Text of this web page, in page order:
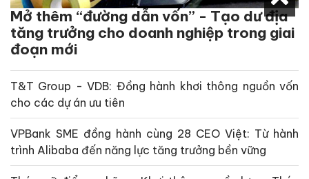
Mở thêm “đường dẫn vốn” - Tạo dư địa
tăng trưởng cho doanh nghiệp trong giai
đoạn mới
T&T Group - VDB: Đồng hành khơi thông nguồn vốn
cho các dự án ưu tiên
VPBank SME đồng hành cùng 28 CEO Việt: Từ hành
trình Alibaba đến năng lực tăng trưởng bền vững